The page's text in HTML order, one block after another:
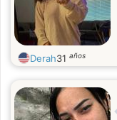
Derah31 años